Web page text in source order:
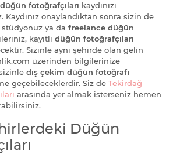
düğün fotoğrafçıları kaydınızı
onaylandıktan sonra sizin de
stüdyonuz ya da freelance düğün
kayıtlı düğün fotoğrafçıları
Sizinle aynı şehirde olan gelin
üzerinden bilgilerinize
dış çekim düğün fotoğrafı
geçebileceklerdir. Siz de Tekirdağ
arasında yer almak isterseniz hemen
Düğün